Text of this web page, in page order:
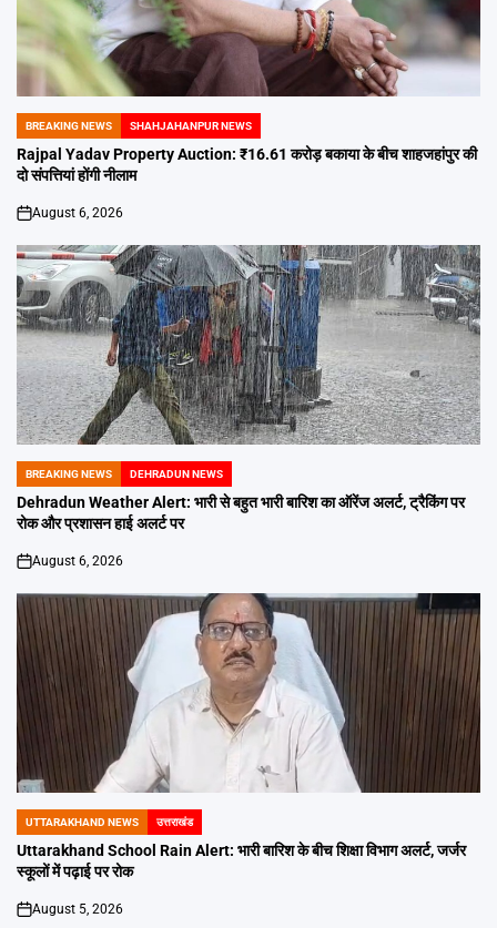
POSTED
IN
BREAKING NEWS SHAHJAHANPUR NEWS
Rajpal Yadav Property Auction: ₹16.61 करोड़ बकाया के बीच शाहजहांपुर की
दो संपत्तियां होंगी नीलाम
on
August 6, 2026
POSTED
IN
BREAKING NEWS DEHRADUN NEWS
Dehradun Weather Alert: भारी से बहुत भारी बारिश का ऑरेंज अलर्ट, ट्रैकिंग पर
रोक और प्रशासन हाई अलर्ट पर
on
August 6, 2026
POSTED
IN
UTTARAKHAND NEWS उत्तराखंड
Uttarakhand School Rain Alert: भारी बारिश के बीच शिक्षा विभाग अलर्ट, जर्जर
स्कूलों में पढ़ाई पर रोक
on
August 5, 2026